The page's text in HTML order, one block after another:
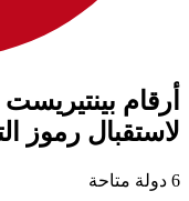
أرقام
لاستقبال رموز
6 دولة متاحة